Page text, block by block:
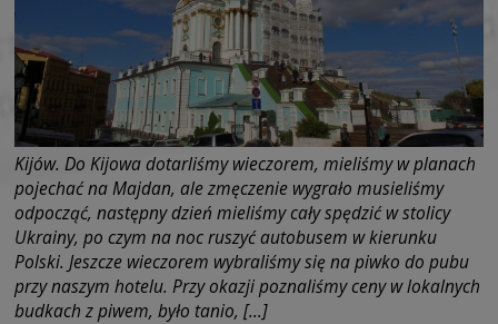
Kijów. Do Kijowa dotarliśmy wieczorem, mieliśmy w planach
pojechać na Majdan, ale zmęczenie wygrało musieliśmy
odpocząć, następny dzień mieliśmy cały spędzić w stolicy
Ukrainy, po czym na noc ruszyć autobusem w kierunku
Polski. Jeszcze wieczorem wybraliśmy się na piwko do pubu
przy naszym hotelu. Przy okazji poznaliśmy ceny w lokalnych
budkach z piwem, było tanio, […]